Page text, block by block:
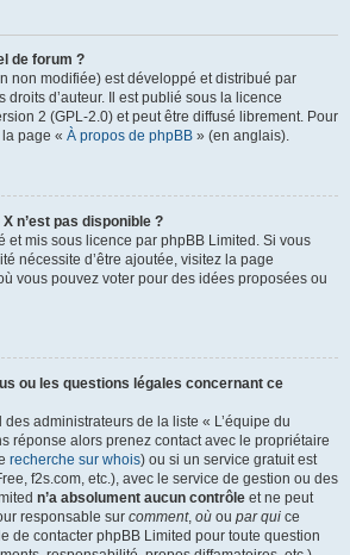
de forum ?
non modifiée) est développé et distribué par
droits d’auteur. Il est publié sous la licence
2 (GPL-2.0) et peut être diffusé librement. Pour
page « À propos de phpBB » (en anglais).
n’est pas disponible ?
et mis sous licence par phpBB Limited. Si vous
nécessite d’être ajoutée, visitez la page
vous pouvez voter pour des idées proposées ou
ou les questions légales concernant ce
administrateurs de la liste « L’équipe du
réponse alors prenez contact avec le propriétaire
recherche sur whois) ou si un service gratuit est
f2s.com, etc.), avec le service de gestion ou des
n’a absolument aucun contrôle et ne peut
responsable sur comment, où ou par qui ce
de contacter phpBB Limited pour toute question